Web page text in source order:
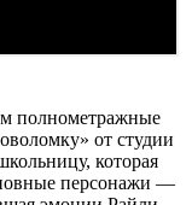
полнометражные
от студии
которая
персонажи —